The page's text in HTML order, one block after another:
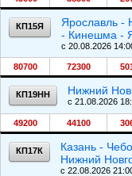
КП15Я
Ярославль -
- Кинешма -
c 20.08.2026
80700 72300
КП19НН Нижний
c 21.08.2026
49200 44100
КП17К
Казань -
Нижний
c 22.08.2026